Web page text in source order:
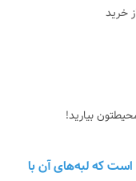
خرید
بیارید!
که لبه‌های آن با